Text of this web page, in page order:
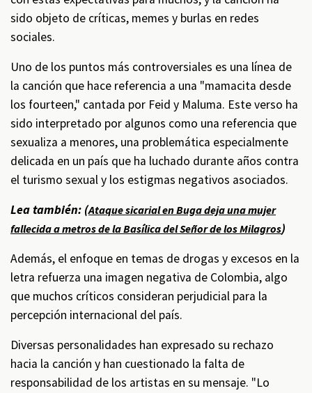
sido objeto de críticas, memes y burlas en redes
sociales.
Uno de los puntos más controversiales es una línea de
la canción que hace referencia a una "mamacita desde
los fourteen," cantada por Feid y Maluma. Este verso ha
sido interpretado por algunos como una referencia que
sexualiza a menores, una problemática especialmente
delicada en un país que ha luchado durante años contra
el turismo sexual y los estigmas negativos asociados.
Lea también: (Ataque sicarial en Buga deja una mujer
fallecida a metros de la Basílica del Señor de los Milagros)
Además, el enfoque en temas de drogas y excesos en la
letra refuerza una imagen negativa de Colombia, algo
que muchos críticos consideran perjudicial para la
percepción internacional del país.
Diversas personalidades han expresado su rechazo
hacia la canción y han cuestionado la falta de
responsabilidad de los artistas en su mensaje. "Lo